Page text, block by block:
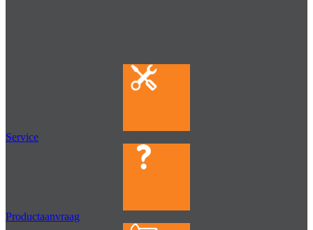
Service
Productaanvraag